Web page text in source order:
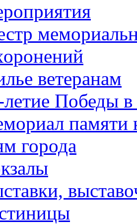
ветеранам
летие Победы
памяти
города